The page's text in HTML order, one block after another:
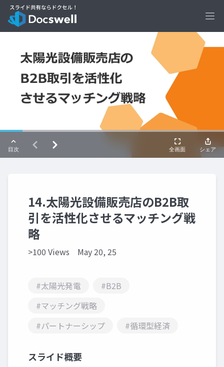
14.太陽光設備販売店のB2B取
引を活性化させるマッチング戦
略
>100 Views May 20, 25
#太陽光発電
#B2B
#マッチング戦略
#パートナーシップ
#循環型経済
スライド概要